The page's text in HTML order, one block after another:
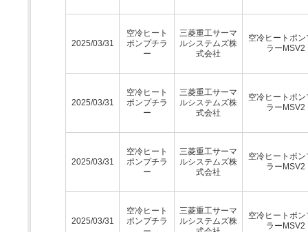
2025/03/31
空冷ヒート
ポンプチラ
ー
三菱重工サーマ
ルシステムズ株
式会社
空冷ヒートポン
ラーMSV2
2025/03/31
空冷ヒート
ポンプチラ
ー
三菱重工サーマ
ルシステムズ株
式会社
空冷ヒートポン
ラーMSV2
2025/03/31
空冷ヒート
ポンプチラ
ー
三菱重工サーマ
ルシステムズ株
式会社
空冷ヒートポン
ラーMSV2
2025/03/31
空冷ヒート
ポンプチラ
三菱重工サーマ
ルシステムズ株
空冷ヒートポン
ラーMSV2